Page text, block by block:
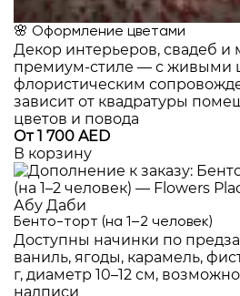
🌸 Оформление цветами
Декор интерьеров, свадеб и
премиум-стиле — с живыми
флористическим
зависит от квадратуры
цветов и повода
От 1 700 AED
В корзину
Бенто-торт (на 1–2 человек)
Доступны начинки по
ваниль, ягоды, карамель,
г, диаметр 10–12 см,
надписи